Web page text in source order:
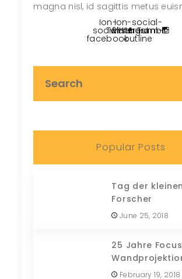
magna nisl, id sagittis metus
Ion-
social-
facebook
Twitter
Pinterest
Ion-social-
instagram-
outline
Tumblr
Popular Posts
Tag der kleinen
Forscher
June 25, 2018
25 Jahre
February 19, 2018